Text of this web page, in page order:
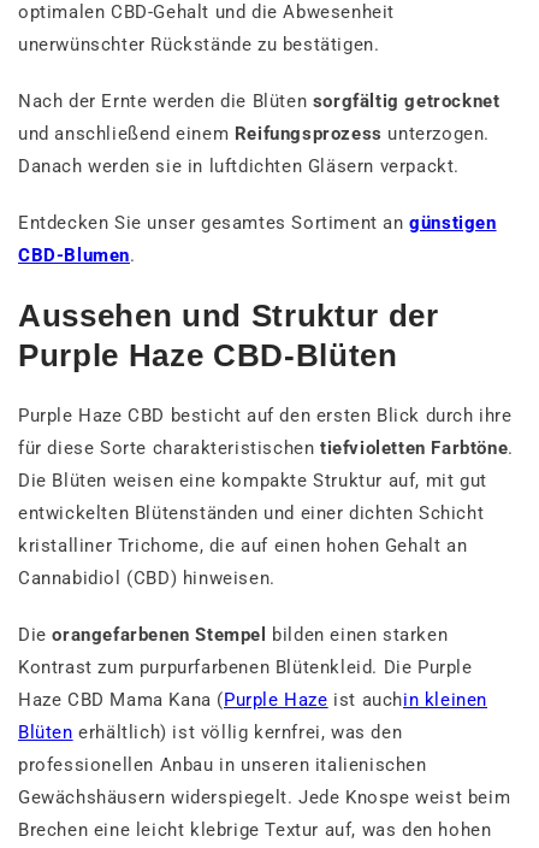
optimalen CBD-Gehalt und die Abwesenheit
unerwünschter Rückstände zu bestätigen.
Nach der Ernte werden die Blüten sorgfältig getrocknet
und anschließend einem Reifungsprozess unterzogen.
Danach werden sie in luftdichten Gläsern verpackt.
Entdecken Sie unser gesamtes Sortiment angünstigen
CBD-Blumen.
Aussehen und Struktur der
Purple Haze CBD-Blüten
Purple Haze CBD besticht auf den ersten Blick durch ihre
für diese Sorte charakteristischentiefvioletten Farbtöne.
Die Blüten weisen eine kompakte Struktur auf, mit gut
entwickelten Blütenständen und einer dichten Schicht
kristalliner Trichome, die auf einen hohen Gehalt an
Cannabidiol (CBD) hinweisen.
Dieorangefarbenen Stempel
bilden einen starken
Kontrast zum purpurfarbenen Blütenkleid. Die Purple
Haze CBD Mama Kana (Purple Haze ist auchin kleinen
Blüten erhältlich) ist völlig kernfrei, was den
professionellen Anbau in unseren italienischen
Gewächshäusern widerspiegelt. Jede Knospe weist beim
Brechen eine leicht klebrige Textur auf, was den hohen